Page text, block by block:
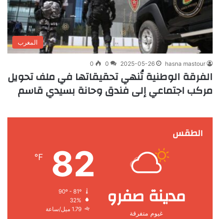
المغرب
hasna mastour
2025-05-26
0
0
الفرقة الوطنية تُنهي تحقيقاتها في ملف تحويل
مركب اجتماعي إلى فندق وحانة بسيدي قاسم
الطقس
مدينة صفرو
غيوم متفرقة
82
℉
32%
1.79 ميل/ساعة